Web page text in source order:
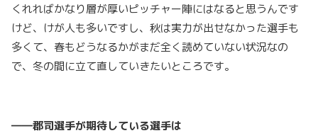
くれればかなり層が厚いピッチャー陣にはなると思うんです
けど、けが人も多いですし、秋は実力が出せなかった選手も
多くて、春もどうなるかがまだ全く読めていない状況なの
で、冬の間に立て直していきたいところです。
――郡司選手が期待している選手は